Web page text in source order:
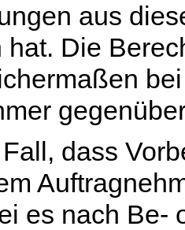
aus
hat. Die
dass
es nach Be-